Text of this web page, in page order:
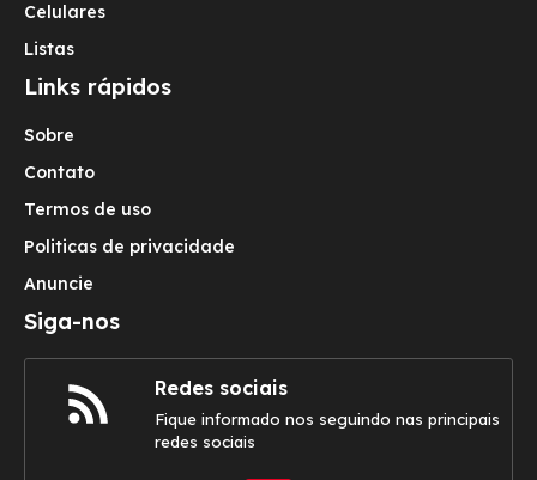
Celulares
Listas
Links rápidos
Sobre
Contato
Termos de uso
Politicas de privacidade
Anuncie
Siga-nos
Redes sociais
Fique informado nos seguindo nas principais
redes sociais